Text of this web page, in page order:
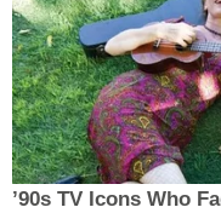
’90s TV Icons Who